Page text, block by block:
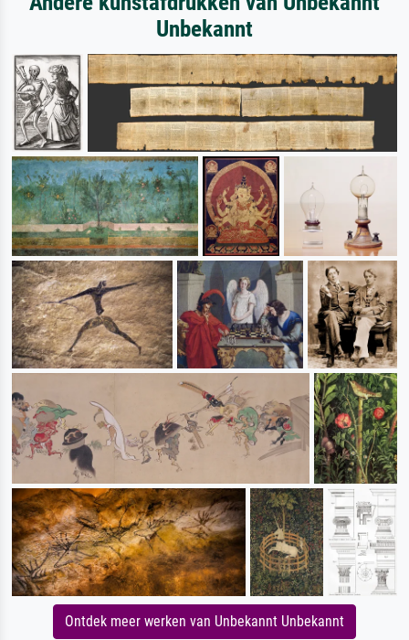
Unbekannt
Ontdek meer werken van Unbekannt Unbekannt